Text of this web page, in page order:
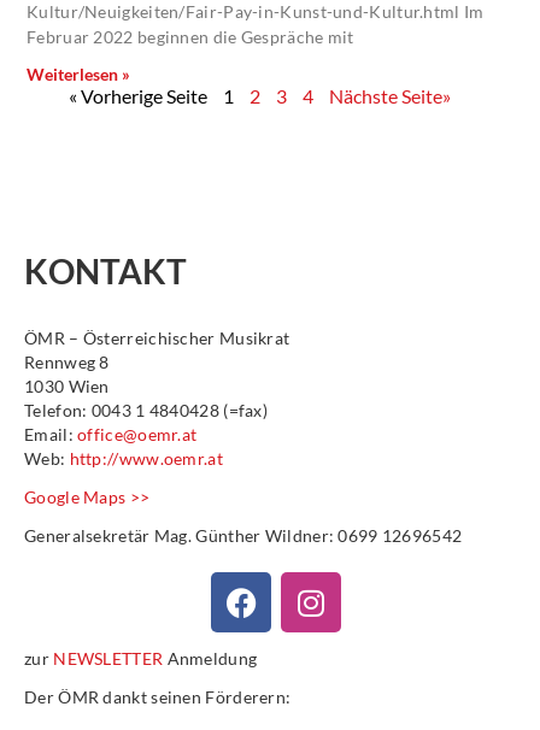
Kultur/Neuigkeiten/Fair-Pay-in-Kunst-und-Kultur.html Im
Februar 2022 beginnen die Gespräche mit
Weiterlesen »
« Vorherige Seite 1 2 3 4 Nächste Seite»
KONTAKT
ÖMR – Österreichischer Musikrat
Rennweg 8
1030 Wien
Telefon: 0043 1 4840428 (=fax)
Email:office@oemr.at
Web: http://www.oemr.at
Google Maps >>
Generalsekretär Mag. Günther Wildner: 0699 12696542
zur NEWSLETTER Anmeldung
Der ÖMR dankt seinen Förderern: